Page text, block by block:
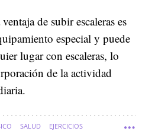
de subir escaleras es
especial y puede
lugar con escaleras, lo
de la actividad
SALUD EJERCICIOS